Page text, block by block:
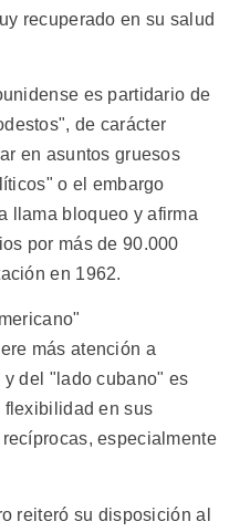
recuperado en su salud
es partidario de
de carácter
en asuntos gruesos
o el embargo
llama bloqueo y afirma
por más de 90.000
en 1962.
más atención a
del "lado cubano" es
flexibilidad en sus
especialmente
reiteró su disposición al